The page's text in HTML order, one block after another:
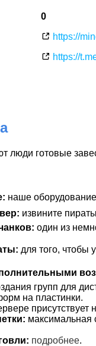
0
https://
https://
люди готовые
наше
извините
один из
для того, чтобы
групп для
на пластинки.
присутствует
максимальная
подробнее.